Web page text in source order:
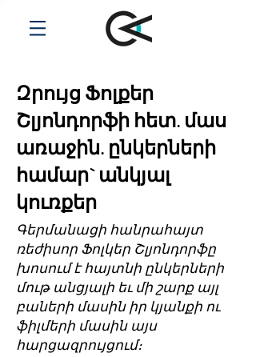
Զրույց Ֆոլքեր
Շլյոնդորֆի հետ. մաս
առաջին. ընկերների
համար` անկյալ
կուռքեր
Գերմանացի հանրահայտ
ռեժիսոր Ֆոլկեր Շլյոնդորֆը
խոսում է հայտնի ընկերների
մութ անցյալի եւ մի շարք այլ
բաների մասին իր կյանքի ու
ֆիլմերի մասին այս
հարցազրույցում։